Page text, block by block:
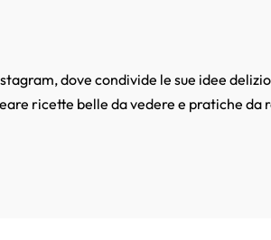
dove condivide le sue idee
ricette belle da vedere e pratiche da